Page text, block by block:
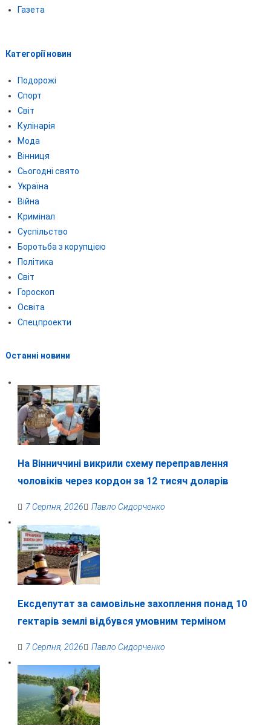
Газета
Категорії новин
Подорожі
Спорт
Світ
Кулінарія
Мода
Вінниця
Сьогодні свято
Україна
Війна
Кримінал
Суспільство
Боротьба з корупцією
Політика
Світ
Гороскоп
Освіта
Спецпроекти
Останні новини
На Вінниччині викрили схему переправлення
чоловіків через кордон за 12 тисяч доларів
7 Серпня, 2026 Павло Сидорченко
Ексдепутат за самовільне захоплення понад 10
гектарів землі відбувся умовним терміном
7 Серпня, 2026 Павло Сидорченко